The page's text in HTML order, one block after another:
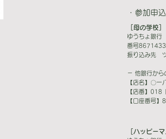
・参加申
［母の学校］
ゆうちょ銀
番号
振り込み先
－ 他銀行から
【店名】〇一
【店番】018
【口座番号
［ハッピー